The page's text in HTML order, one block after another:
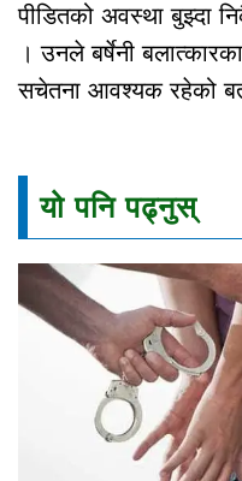
पीडितको अवस्था बुझ्दा
। उनले बर्षेनी
सचेतना आवश्यक रहेको
यो पनि पढ्नुस्